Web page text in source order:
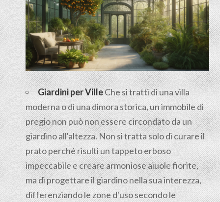
Giardini per VilleChe si tratti di una villa
moderna o di una dimora storica, un immobile di
pregio non può non essere circondato da un
giardino all'altezza. Non si tratta solo di curare il
prato perché risulti un tappeto erboso
impeccabile e creare armoniose aiuole fiorite,
ma di progettare il giardino nella sua interezza,
differenziando le zone d'uso secondo le